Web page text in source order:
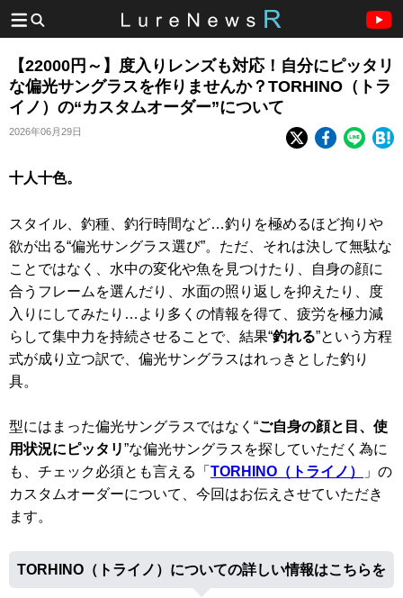
【22000円～】度入りレンズも対応！自分にピッタリ
な偏光サングラスを作りませんか？TORHINO（トラ
イノ）の“カスタムオーダー”について
2026年06月29日
十人十色。
スタイル、釣種、釣行時間など…釣りを極めるほど拘りや
欲が出る“偏光サングラス選び”。ただ、それは決して無駄な
ことではなく、水中の変化や魚を見つけたり、自身の顔に
合うフレームを選んだり、水面の照り返しを抑えたり、度
入りにしてみたり…より多くの情報を得て、疲労を極力減
らして集中力を持続させることで、結果“釣れる”という方程
式が成り立つ訳で、偏光サングラスはれっきとした釣り
具。
型にはまった偏光サングラスではなく“ご自身の顔と目、使
用状況にピッタリ”な偏光サングラスを探していただく為に
も、チェック必須とも言える「 TORHINO（トライノ）
」の
カスタムオーダーについて、今回はお伝えさせていただき
ます。
TORHINO（トライノ）についての詳しい情報はこちらを